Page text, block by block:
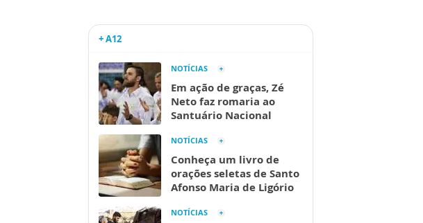
+ A12
NOTÍCIAS
Em ação de graças, Zé
Neto faz romaria ao
Santuário Nacional
NOTÍCIAS
Conheça um livro de
orações seletas de Santo
Afonso Maria de Ligório
NOTÍCIAS